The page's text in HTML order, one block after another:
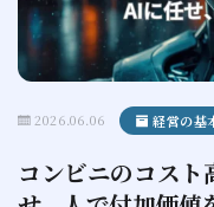
現場エピソード
プロフィール
2026.06.06 経営の基
コンビニのコス